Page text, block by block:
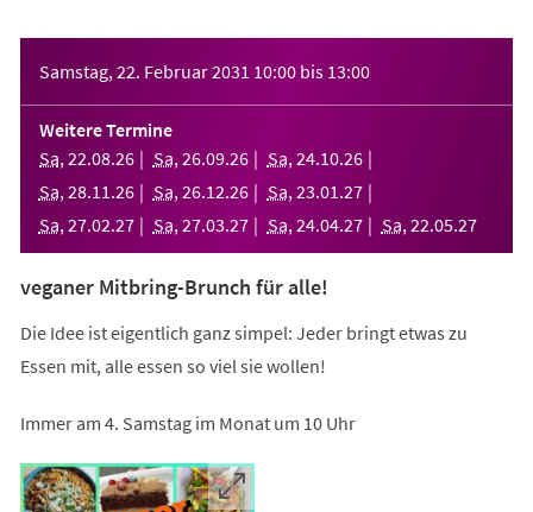
Samstag, 22. Februar 2031 10:00 bis 13:00
Weitere Termine
Sa, 22.08.26 Sa, 26.09.26 Sa, 24.10.26
Sa, 28.11 .26 Sa, 26.12.26 Sa, 23.01 .27
Sa, 27.02.27 Sa, 27.03.27 Sa, 24.04.27 Sa, 22.05.27
veganer Mitbring-Brunch für alle!
Die Idee ist eigentlich ganz simpel: Jeder bringt etwas zu
Essen mit, alle essen so viel sie wollen!
Immer am 4. Samstag im Monat um 10 Uhr